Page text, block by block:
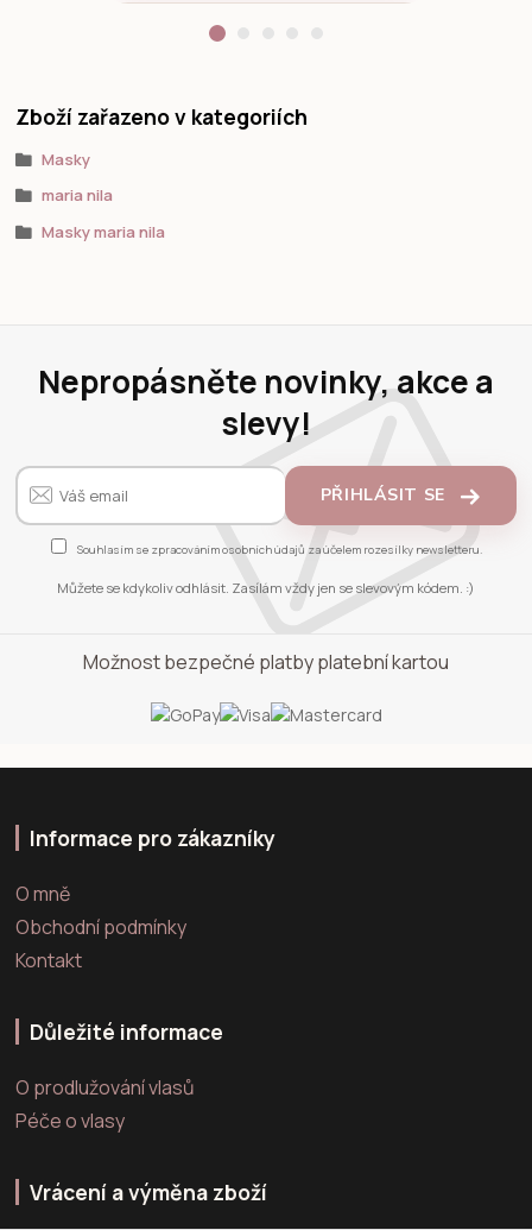
Zboží zařazeno v kategoriích
Masky
maria nila
Masky maria nila
Nepropásněte novinky, akce a
slevy!
PŘIHLÁSIT SE
Souhlasím se zpracováním osobních údajů za účelem rozesílky newsletteru.
Můžete se kdykoliv odhlásit. Zasílám vždy jen se slevovým kódem. :)
Možnost bezpečné platby platební kartou
Informace pro zákazníky
O mně
Obchodní podmínky
Kontakt
Důležité informace
O prodlužování vlasů
Péče o vlasy
Vrácení a výměna zboží